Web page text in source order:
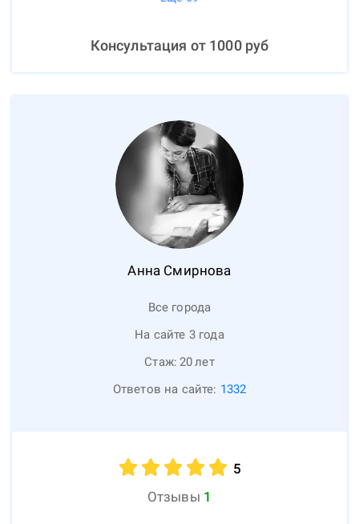
Консультация от 1000руб
Анна Смирнова
Все города
На сайте 3 года
Стаж: 20лет
Ответов на сайте: 1332
5
Отзывы 1